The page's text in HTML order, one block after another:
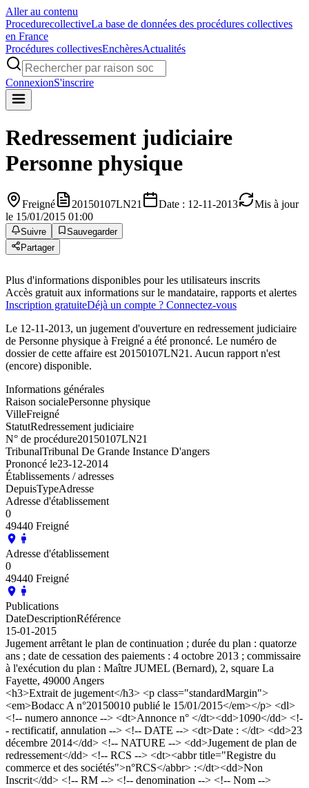
Aller au contenu
ProcedurecollectiveLa base de données des procédures collectives
en France
Procédures collectivesEnchèresActualités
ConnexionS'inscrire
Redressement judiciaire
Personne physique
Freigné 20150107LN21 Date : 12-11-2013
Mis à jour
le 15/01/2015 01:00
Suivre
Sauvegarder
Partager
Plus d'informations disponibles pour les utilisateurs inscrits
Accès gratuit aux informations sur le mandataire, rapports et alertes
Inscription gratuiteDéjà un compte ? Connectez-vous
Le 12-11-2013, un jugement d'ouverture en redressement judiciaire
de Personne physique à Freigné a été prononcé. Le numéro de
dossier de cette affaire est 20150107LN21. Aucun rapport n'est
(encore) disponible.
Informations générales
Raison socialePersonne physique
VilleFreigné
StatutRedressement judiciaire
N° de procédure20150107LN21
TribunalTribunal De Grande Instance D'angers
Prononcé le23-12-2014
Établissements / adresses
DepuisTypeAdresse
Adresse d'établissement
0
49440 Freigné
Adresse d'établissement
0
49440 Freigné
Publications
DateDescriptionRéférence
15-01-2015
Jugement arrêtant le plan de continuation ; durée du plan : quatorze
ans ; date de cessation des paiements : 4 octobre 2013 ; commissaire
à l'exécution du plan : Maître JUMEL (Bernard), 2, square La
Fayette, 49000 Angers
<h3>Extrait de jugement</h3> <p class="standardMargin">
<em>Bodacc A n°20150010 publié le 15/01/2015</em></p> <dl>
<!-- numero annonce --> <dt>Annonce n° </dt><dd>1090</dd> <!-
- rectificatif, annulation --> <!-- DATE --> <dt>Date : </dt> <dd>23
décembre 2014</dd> <!-- NATURE --> <dd>Jugement de plan de
redressement</dd> <!-- RCS --> <dt><abbr title="Registre du
commerce et des sociétés">n°RCS</abbr> :</dt><dd>Non
Inscrit</dd> <!-- RM --> <!-- denomination --> <!-- Nom -->